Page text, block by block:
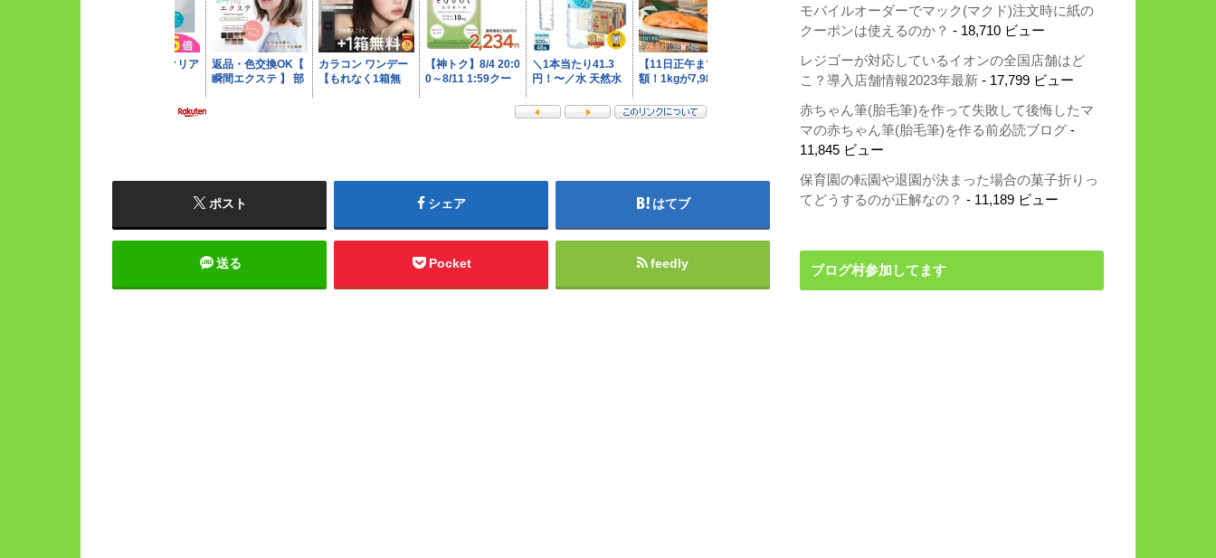
ポスト シェア はてブ
送る Pocket feedly
モバイルオーダーでマック(マクド)注文時に紙の
クーポンは使えるのか？ - 18,710 ビュー
レジゴーが対応しているイオンの全国店舗はど
こ？導入店舗情報2023年最新 - 17,799 ビュー
赤ちゃん筆(胎毛筆)を作って失敗して後悔したマ
マの赤ちゃん筆(胎毛筆)を作る前必読ブログ -
11,845 ビュー
保育園の転園や退園が決まった場合の菓子折りっ
てどうするのが正解なの？ - 11,189 ビュー
ブログ村参加してます